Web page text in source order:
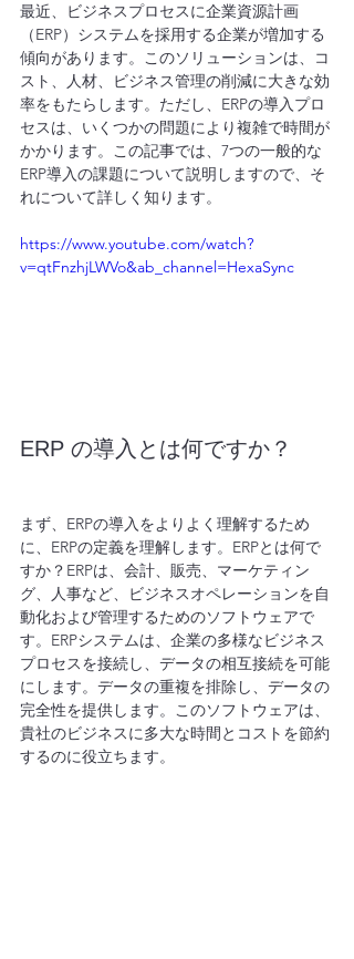
最近、ビジネスプロセスに企業資源計画
（ERP）システムを採用する企業が増加する
傾向があります。このソリューションは、コ
スト、人材、ビジネス管理の削減に大きな効
率をもたらします。ただし、ERPの導入プロ
セスは、いくつかの問題により複雑で時間が
かかります。この記事では、7つの一般的な
ERP導入の課題について説明しますので、そ
れについて詳しく知ります。
https://www.youtube.com/watch?
v=qtFnzhjLWVo&ab_channel=HexaSync
ERP の導入とは何ですか？
まず、ERPの導入をよりよく理解するため
に、ERPの定義を理解します。ERPとは何で
すか？ERPは、会計、販売、マーケティン
グ、人事など、ビジネスオペレーションを自
動化および管理するためのソフトウェアで
す。ERPシステムは、企業の多様なビジネス
プロセスを接続し、データの相互接続を可能
にします。データの重複を排除し、データの
完全性を提供します。このソフトウェアは、
貴社のビジネスに多大な時間とコストを節約
するのに役立ちます。